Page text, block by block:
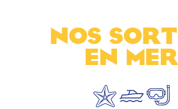
NOS
EN MER